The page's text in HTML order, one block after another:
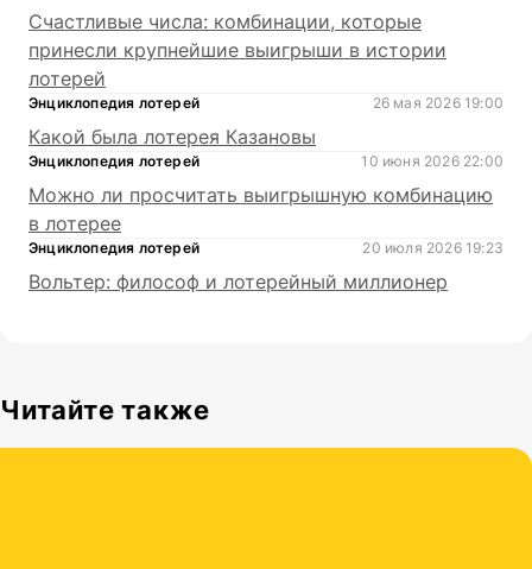
Счастливые числа: комбинации, которые
принесли крупнейшие выигрыши в истории
лотерей
Энциклопедия лотерей 26 мая 2026 19:00
Какой была лотерея Казановы
Энциклопедия лотерей 10 июня 2026 22:00
Можно ли просчитать выигрышную комбинацию
в лотерее
Энциклопедия лотерей 20 июля 2026 19:23
Вольтер: философ и лотерейный миллионер
Читайте также